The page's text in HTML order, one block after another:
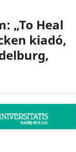
„To Heal
kiadó,